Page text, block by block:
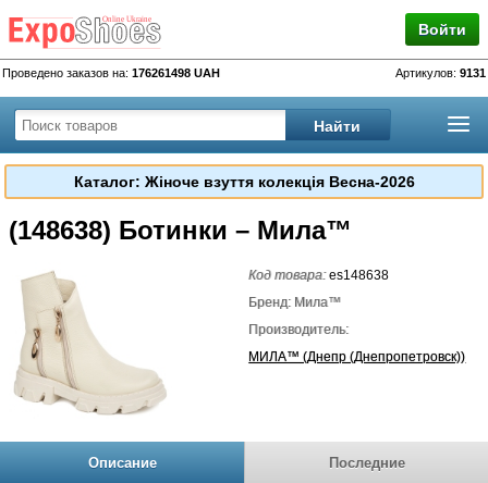
Войти
Проведено заказов на: 176261498 UAH Артикулов: 9131
Каталог: Жіноче взуття колекція Весна-2026
(148638) Ботинки – Мила™
Код товара:es148638
Бренд: Мила™
Производитель:
МИЛА™ (Днепр (Днепропетровск))
Описание Последние